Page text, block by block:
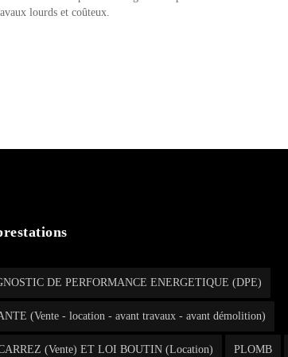
lourds et coûteux.
DE PERFORMANCE ENERGETIQUE (DPE)
(Vente - location - avant travaux - avant démolition)
(Vente) ET LOI BOUTIN (Location) PLOMB